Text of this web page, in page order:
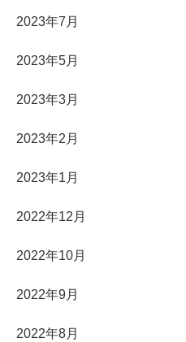
2023年7月
2023年5月
2023年3月
2023年2月
2023年1月
2022年12月
2022年10月
2022年9月
2022年8月